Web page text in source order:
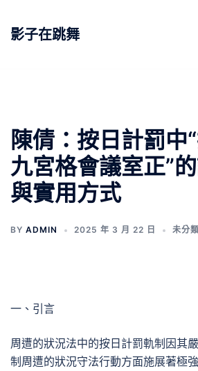
影子在跳舞
陳倩：按日計罰中
九宮格會議室正”
與實用方式
BY ADMIN 2025 年 3 月 22 日 未分類
一、引言
周遭的狀況法中的按日計罰軌制因其
制周遭的狀況守法行動方面施展著極